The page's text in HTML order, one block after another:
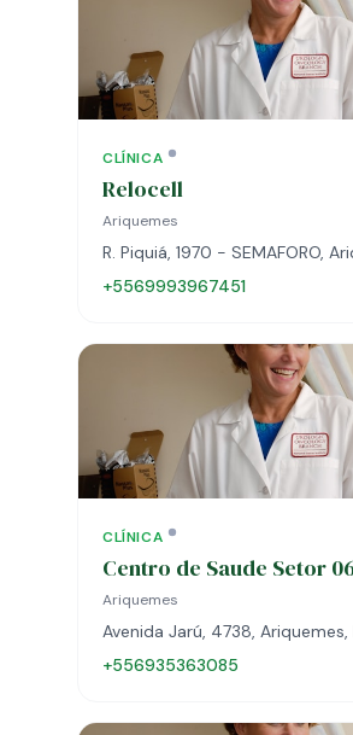
CLÍNICA
Relocell
Ariquemes
R. Piquiá, 1970 - SEMAFORO,
+5569993967451
CLÍNICA
Centro de Saude Setor
Ariquemes
Avenida Jarú, 4738, Ariquemes,
+556935363085